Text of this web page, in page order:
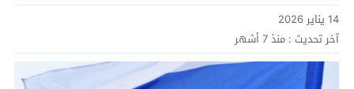
14 يناير 2026
آخر تحديث : منذ 7 أشهر